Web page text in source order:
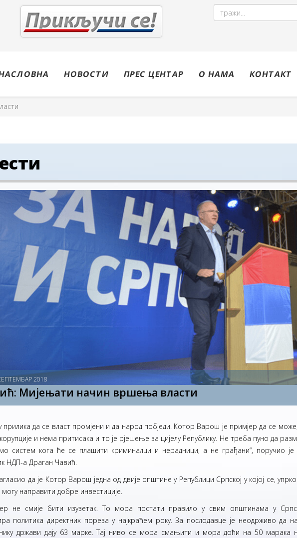
НОВОСТИ ПРЕС ЦЕНТАР О НАМА КОНТАКТ
2018
Мијењати начин вршења власти
прилика да се власт промјени и да народ побједи. Котор Варош је примјер да се
и нема притисака и то је рјешење за цијелу Републику. Не треба пуно да
систем кога ће се плашити криминалци и нерадници, а не грађани“, поручио
НДП-а Драган Чавић.
да је Котор Варош једна од двије општине у Републици Српској у којој се,
могу направити добре инвестиције.
не смије бити изузетак. То мора постати правило у свим општинама у
политика директних пореза у најкраћем року. За послодавце је неодрживо да
држави дају 63 марке. Тај ниво се мора смањити и мора доћи на 50 марака